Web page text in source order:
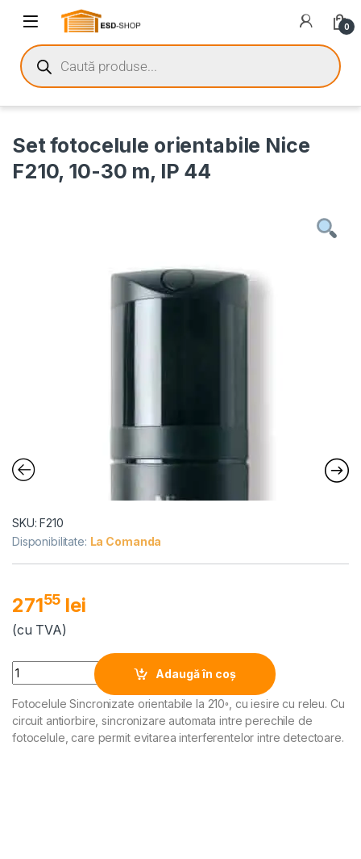
0
Set fotocelule orientabile Nice
F210, 10-30 m, IP 44
SKU: F210
Disponibilitate: La Comanda
27155 lei
(cu TVA)
Quantity
Adaugă în coș
Fotocelule Sincronizate orientabile la 210◦, cu iesire cu releu. Cu
circuit antiorbire, sincronizare automata intre perechile de
fotocelule, care permit evitarea interferentelor intre detectoare.